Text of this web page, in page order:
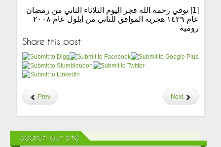
[1] توفي رحمه الله فجر اليوم الثلاثاء الثاني من رمضان
عام ١٤٢٩ هجرية الموافق للثاني من أيلول عام ٢٠٠٨
رومية
Share this post
Prev Next
Search our site